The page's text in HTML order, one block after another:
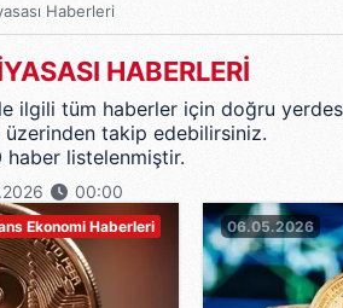
Haberleri
HABERLERİ
ilgili tüm haberler için doğru
üzerinden takip edebilirsiniz.
listelenmiştir.
00:00
Ekonomi Haberleri 06.05.2026